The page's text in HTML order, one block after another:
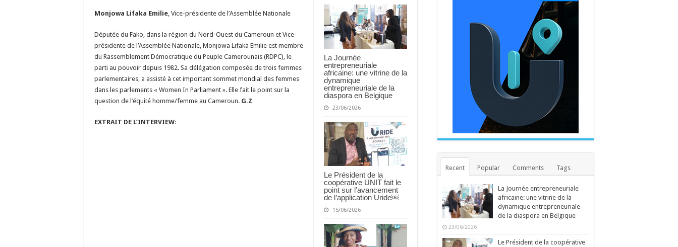
de
fait
point
l’équité
homme/femme
Cameroun
La Journée
entrepreneuriale
africaine: une vitrine de la
dynamique
entrepreneuriale de la
diaspora en Belgique
23/06/2026
Le Président de la
coopérative UNIT fait le
point sur l’avancement
de l’application Uride￼
15/06/2026
Monjowa Lifaka Emilie, Vice-présidente de l’Assemblée Nationale
Députée du Fako, dans la région du Nord-Ouest du Cameroun et Vice-
présidente de l’Assemblée Nationale, Monjowa Lifaka Emilie est membre
du Rassemblement Démocratique du Peuple Camerounais (RDPC), le
parti au pouvoir depuis 1982. Sa délégation composée de trois femmes
parlementaires, a assisté à cet important sommet mondial des femmes
dans les parlements « Women In Parliament ». Elle fait le point sur la
question de l’équité homme/femme au Cameroun. G.Z
EXTRAIT DE L’INTERVIEW:
Recent Popular Comments Tags
La Journée entrepreneuriale
africaine: une vitrine de la
dynamique entrepreneuriale
de la diaspora en Belgique
23/06/2026
Le Président de la coopérative